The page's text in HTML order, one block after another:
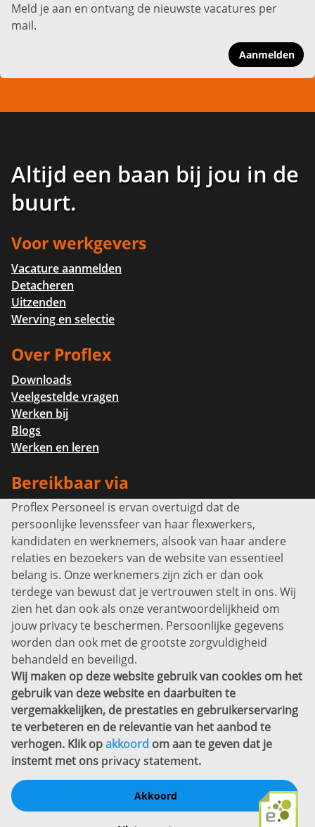
Meld je aan en ontvang de nieuwste vacatures per
mail.
Aanmelden
Altijd een baan bij jou in de
buurt.
Voor werkgevers
Vacature aanmelden
Detacheren
Uitzenden
Werving en selectie
Over Proflex
Downloads
Veelgestelde vragen
Werken bij
Blogs
Werken en leren
Bereikbaar via
Info@proflexpersoneel.nl
Bel ons:+31 (0)85 0450040
Prins Willem-Alexanderlaan 301
7311 SW Apeldoorn
Disclaimer
Privacyverklaring
Sitemap
Copyright
Bekijk ook eens
Proflex Personeel is ervan overtuigd dat de
persoonlijke levenssfeer van haar flexwerkers,
kandidaten en werknemers, alsook van haar andere
relaties en bezoekers van de website van essentieel
belang is. Onze werknemers zijn zich er dan ook
terdege van bewust dat je vertrouwen stelt in ons. Wij
zien het dan ook als onze verantwoordelijkheid om
jouw privacy te beschermen. Persoonlijke gegevens
worden dan ook met de grootste zorgvuldigheid
behandeld en beveiligd.
Wij maken op deze website gebruik van cookies om het
gebruik van deze website en daarbuiten te
vergemakkelijken, de prestaties en gebruikerservaring
te verbeteren en de relevantie van het aanbod te
verhogen. Klik opakkoord om aan te geven dat je
instemt met ons privacy statement.
Akkoord